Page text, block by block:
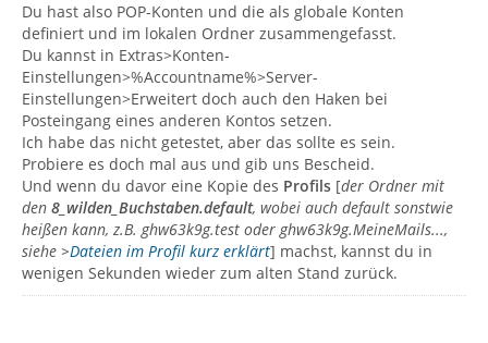
Du hast also POP-Konten und die als globale Konten
definiert und im lokalen Ordner zusammengefasst.
Du kannst in Extras>Konten-
Einstellungen>%Accountname%>Server-
Einstellungen>Erweitert doch auch den Haken bei
Posteingang eines anderen Kontos setzen.
Ich habe das nicht getestet, aber das sollte es sein.
Probiere es doch mal aus und gib uns Bescheid.
Und wenn du davor eine Kopie des Profils [der Ordner mit
den 8_wilden_Buchstaben.default, wobei auch default sonstwie
heißen kann, z.B. ghw63k9g.test oder ghw63k9g.MeineMails...,
siehe >Dateien im Profil kurz erklärt] machst, kannst du in
wenigen Sekunden wieder zum alten Stand zurück.